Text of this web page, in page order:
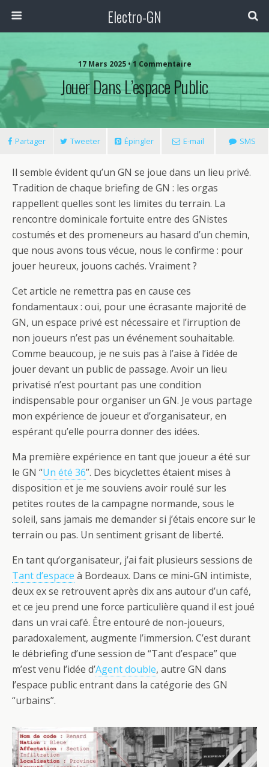
Electro-GN
17 Mars 2025 • 1 Commentaire
Jouer Dans L’espace Public
Partager Tweeter Épingler E-mail SMS
Il semble évident qu’un GN se joue dans un lieu privé.
Tradition de chaque briefing de GN : les orgas
rappellent quelles sont les limites du terrain. La
rencontre dominicale fortuite entre des GNistes
costumés et des promeneurs au hasard d’un chemin,
que nous avons tous vécue, nous le confirme : pour
jouer heureux, jouons cachés. Vraiment ?
Cet article ne remettra pas en cause ces
fondamentaux : oui, pour une écrasante majorité de
GN, un espace privé est nécessaire et l’irruption de
non joueurs n’est pas un événement souhaitable.
Comme beaucoup, je ne suis pas à l’aise à l’idée de
jouer devant un public de passage. Avoir un lieu
privatisé n’est pourtant pas une condition
indispensable pour organiser un GN. Je vous partage
mon expérience de joueur et d’organisateur, en
espérant qu’elle pourra donner des idées.
Ma première expérience en tant que joueur a été sur
le GN “Un été 36”. Des bicyclettes étaient mises à
disposition et je me souviens avoir roulé sur les
petites routes de la campagne normande, sous le
soleil, sans jamais me demander si j’étais encore sur le
terrain ou pas. Un sentiment grisant de liberté.
En tant qu’organisateur, j’ai fait plusieurs sessions de
Tant d’espace à Bordeaux. Dans ce mini-GN intimiste,
deux ex se retrouvent après dix ans autour d’un café,
et ce jeu prend une force particulière quand il est joué
dans un vrai café. Être entouré de non-joueurs,
paradoxalement, augmente l’immersion. C’est durant
le débriefing d’une session de “Tant d’espace” que
m’est venu l’idée d’Agent double, autre GN dans
l’espace public entrant dans la catégorie des GN
“urbains”.